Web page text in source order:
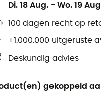
Di. 18 Aug. - Wo. 19
100 dagen recht op
+1.000.000 uitgeruste
Deskundig advies
gekoppeld